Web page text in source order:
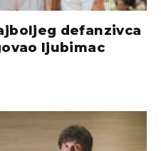
defanzivca
ljubimac